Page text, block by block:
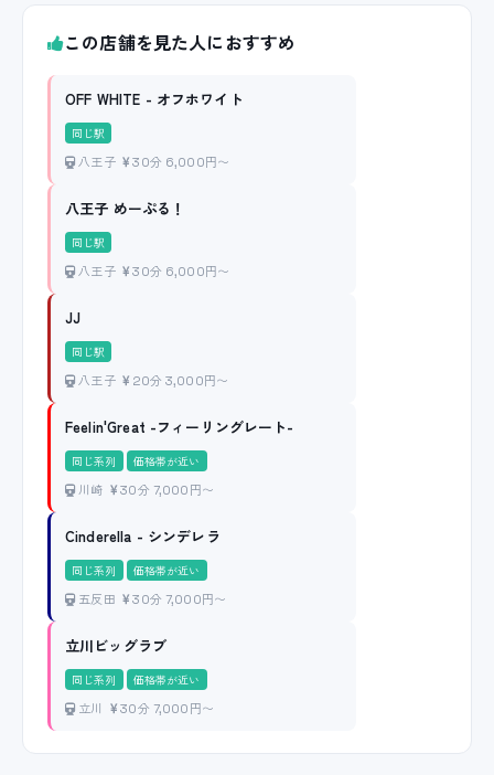
この店舗を見た人におすすめ
OFF WHITE - オフホワイト
同じ駅
八王子 30分 6,000円〜
八王子 めーぷる！
同じ駅
八王子 30分 6,000円〜
JJ
同じ駅
八王子 20分 3,000円〜
Feelin'Great -フィーリングレート-
同じ系列 価格帯が近い
川崎 30分 7,000円〜
Cinderella - シンデレラ
同じ系列 価格帯が近い
五反田 30分 7,000円〜
立川ビッグラブ
同じ系列 価格帯が近い
立川 30分 7,000円〜